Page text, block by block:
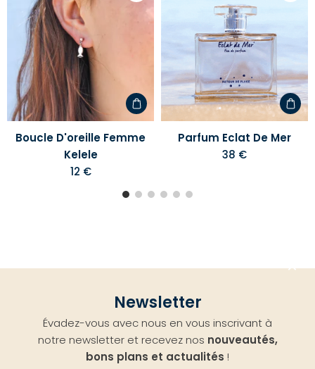
Ajouter
d'envies
Boucle D'oreille Femme
Kelele
12 €
Parfum Eclat De Mer
38 €
Newsletter
Évadez-vous avec nous en vous inscrivant à
notre newsletter et recevez nos nouveautés,
bons plans et actualités !